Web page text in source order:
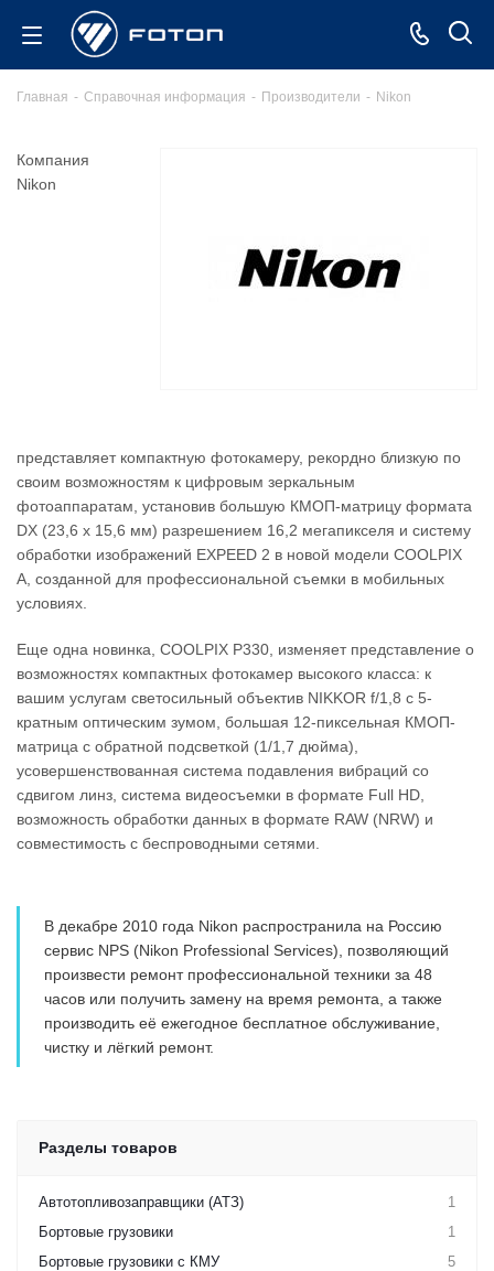
Главная - Справочная информация - Производители - Nikon
Компания
Nikon
представляет компактную фотокамеру, рекордно близкую по
своим возможностям к цифровым зеркальным
фотоаппаратам, установив большую КМОП-матрицу формата
DX (23,6 х 15,6 мм) разрешением 16,2 мегапикселя и систему
обработки изображений EXPEED 2 в новой модели COOLPIX
A, созданной для профессиональной съемки в мобильных
условиях.
Еще одна новинка, COOLPIX P330, изменяет представление о
возможностях компактных фотокамер высокого класса: к
вашим услугам светосильный объектив NIKKOR f/1,8 с 5-
кратным оптическим зумом, большая 12-пиксельная КМОП-
матрица с обратной подсветкой (1/1,7 дюйма),
усовершенствованная система подавления вибраций со
сдвигом линз, система видеосъемки в формате Full HD,
возможность обработки данных в формате RAW (NRW) и
совместимость с беспроводными сетями.
В декабре 2010 года Nikon распространила на Россию
сервис NPS (Nikon Professional Services), позволяющий
произвести ремонт профессиональной техники за 48
часов или получить замену на время ремонта, а также
производить её ежегодное бесплатное обслуживание,
чистку и лёгкий ремонт.
Разделы товаров
Автотопливозаправщики (АТЗ)
1
Бортовые грузовики
1
Бортовые грузовики с КМУ
5